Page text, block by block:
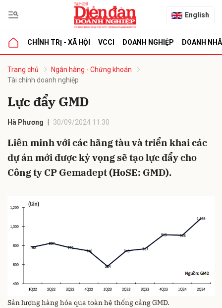
English
CHÍNH TRỊ - XÃ HỘI VCCI DOANH NGHIỆP DOANH
Trang chủ
Ngân hàng - Chứng khoán
Tài chính doanh nghiệp
Lực đẩy GMD
Hà Phương 30/09/2024 11:30
Liên minh với các hãng tàu và triển khai các
dự án mới được kỳ vọng sẽ tạo lực đẩy cho
Công ty CP Gemadept (HoSE: GMD).
Sản lượng hàng hóa qua toàn hệ thống cảng GMD.
luận
Hủy